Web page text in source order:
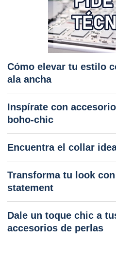
Cómo elevar tu estilo
ala ancha
Inspírate con
boho-chic
Encuentra el collar
Transforma tu look
statement
Dale un toque chic a
accesorios de perlas